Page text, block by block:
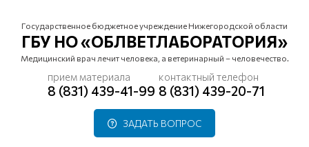
Государственное бюджетное учреждение Нижегородской области
ГБУ НО «ОБЛВЕТЛАБОРАТОРИЯ»
Медицинский врач лечит человека, а ветеринарный – человечество.
прием материала
8 (831) 439-41-99
контактный телефон
8 (831) 439-20-71
ЗАДАТЬ ВОПРОС